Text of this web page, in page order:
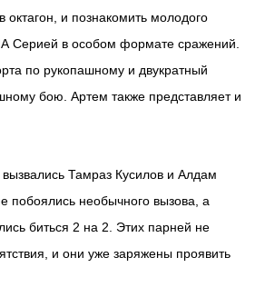
и познакомить молодого
Серией в особом формате сражений.
по рукопашному и двукратный
бою. Артем также представляет и
Тамраз Кусилов и Алдам
побоялись необычного вызова, а
биться 2 на 2. Этих парней не
и они уже заряжены проявить